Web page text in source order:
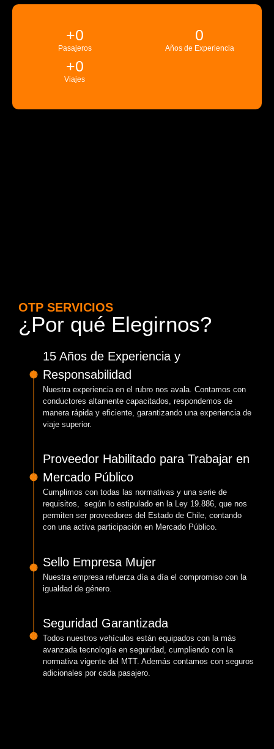
Pasajeros
+0
Años de Experiencia
0
Viajes
+0
OTP SERVICIOS
¿Por qué Elegirnos?
15 Años de Experiencia y
Responsabilidad
Nuestra experiencia en el rubro nos avala. Contamos con
conductores altamente capacitados, respondemos de
manera rápida y eficiente, garantizando una experiencia de
viaje superior.
Proveedor Habilitado para Trabajar en
Mercado Público
Cumplimos con todas las normativas y una serie de
requisitos, según lo estipulado en la Ley 19.886, que nos
permiten ser proveedores del Estado de Chile, contando
con una activa participación en Mercado Público.
Sello Empresa Mujer
Nuestra empresa refuerza día a día el compromiso con la
igualdad de género.
Seguridad Garantizada
Todos nuestros vehículos están equipados con la más
avanzada tecnología en seguridad, cumpliendo con la
normativa vigente del MTT. Además contamos con seguros
adicionales por cada pasajero.